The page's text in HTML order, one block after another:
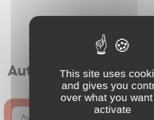
Autres articles
Autres événements
This site uses
and gives you
over what you
activate